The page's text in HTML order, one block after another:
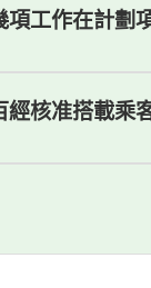
工作在計劃
核准搭載乘